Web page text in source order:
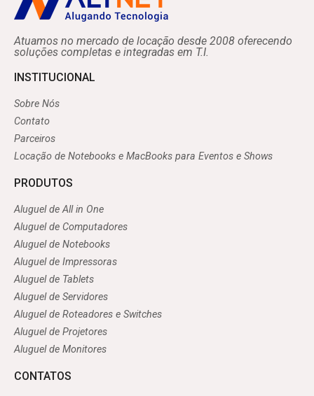
Atuamos no mercado de locação desde 2008 oferecendo
soluções completas e integradas em T.I.
INSTITUCIONAL
Sobre Nós
Contato
Parceiros
Locação de Notebooks e MacBooks para Eventos e Shows
PRODUTOS
Aluguel de All in One
Aluguel de Computadores
Aluguel de Notebooks
Aluguel de Impressoras
Aluguel de Tablets
Aluguel de Servidores
Aluguel de Roteadores e Switches
Aluguel de Projetores
Aluguel de Monitores
CONTATOS